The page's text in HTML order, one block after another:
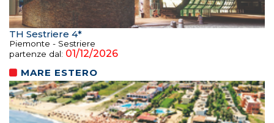
TH Sestriere 4*
Piemonte - Sestriere
partenze dal: 01/12/2026
MARE ESTERO